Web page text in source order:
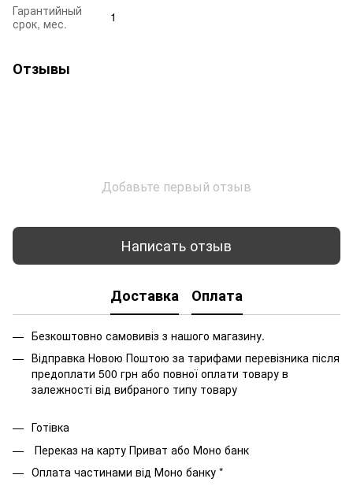
Гарантийный
срок, мес.
1
Отзывы
Добавьте первый отзыв
Написать отзыв
Доставка Оплата
Безкоштовно самовивіз з нашого магазину.
Відправка Новою Поштою за тарифами перевізника після
предоплати 500 грн або повної оплати товару в
залежності від вибраного типу товару
Готівка
Переказ на карту Приват або Моно банк
Оплата частинами від Моно банку *